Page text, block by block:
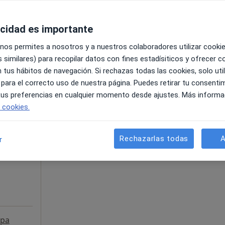
es importante
permites a nosotros y a nuestros colaboradores utilizar
similares) para recopilar datos con fines estadísiticos y ofrecer
tus hábitos de navegación. Si rechazas todas las cookies, solo
el correcto uso de nuestra página. Puedes retirar tu
preferencias en cualquier momento desde ajustes. Más
Rechazarlas todas